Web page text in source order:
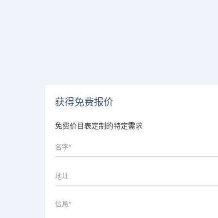
获得免费报价
免费价目表定制的特定需求